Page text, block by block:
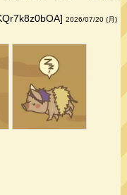
2026/07/20 (月)